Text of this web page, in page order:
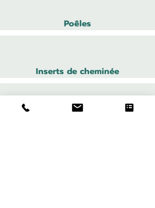
Poêles
Inserts de cheminée